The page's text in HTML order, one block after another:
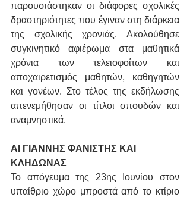
παρουσιάστηκαν οι διάφορες σχολικές
δραστηριότητες που έγιναν στη διάρκεια
της σχολικής χρονιάς. Ακολούθησε
συγκινητικό αφιέρωμα στα μαθητικά
χρόνια των τελειοφοίτων και
αποχαιρετισμός μαθητών, καθηγητών
και γονέων. Στο τέλος της εκδήλωσης
απενεμήθησαν οι τίτλοι σπουδών και
αναμνηστικά.
ΑΙ ΓΙΑΝΝΗΣ ΦΑΝΙΣΤΗΣ ΚΑΙ
ΚΛΗΔΩΝΑΣ
Το απόγευμα της 23ης Ιουνίου στον
υπαίθριο χώρο μπροστά από το κτίριο